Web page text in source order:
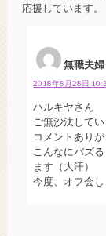
応援しています。
無職夫婦
2018年8月28日
ハルキヤさん
ご無沙汰してい
コメントありが
こんなにバズ
ます（大汗）
今度、オフ会し